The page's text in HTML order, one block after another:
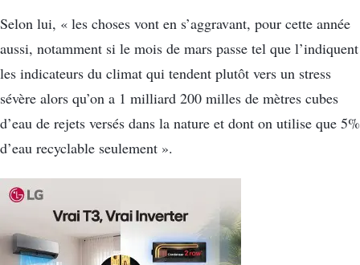
Selon lui, « les choses vont en s’aggravant, pour cette année
aussi, notamment si le mois de mars passe tel que l’indiquent
les indicateurs du climat qui tendent plutôt vers un stress
sévère alors qu’on a 1 milliard 200 milles de mètres cubes
d’eau de rejets versés dans la nature et dont on utilise que 5%
d’eau recyclable seulement ».